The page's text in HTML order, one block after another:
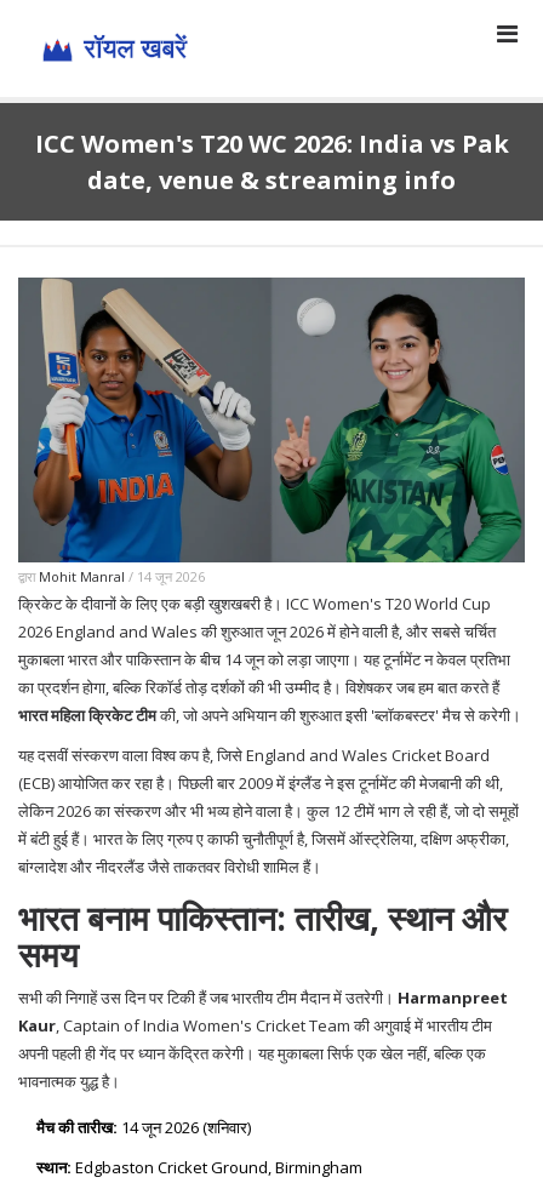
ICC Women's T20 WC 2026: India vs Pak
date, venue & streaming info
द्वारा Mohit Manral / 14 जून 2026
क्रिकेट के दीवानों के लिए एक बड़ी खुशखबरी है। ICC Women's T20 World Cup
2026England and Walesकी शुरुआत जून 2026 में होने वाली है, और सबसे चर्चित
मुकाबला भारत और पाकिस्तान के बीच 14 जून को लड़ा जाएगा। यह टूर्नामेंट न केवल प्रतिभा
का प्रदर्शन होगा, बल्कि रिकॉर्ड तोड़ दर्शकों की भी उम्मीद है। विशेषकर जब हम बात करते हैं
भारत महिला क्रिकेट टीमकी, जो अपने अभियान की शुरुआत इसी 'ब्लॉकबस्टर' मैच से करेगी।
यह दसवीं संस्करण वाला विश्व कप है, जिसेEngland and Wales Cricket Board
(ECB)आयोजित कर रहा है। पिछली बार 2009 में इंग्लैंड ने इस टूर्नामेंट की मेजबानी की थी,
लेकिन 2026 का संस्करण और भी भव्य होने वाला है। कुल 12 टीमें भाग ले रही हैं, जो दो समूहों
में बंटी हुई हैं। भारत के लिए ग्रुप ए काफी चुनौतीपूर्ण है, जिसमें ऑस्ट्रेलिया, दक्षिण अफ्रीका,
बांग्लादेश और नीदरलैंड जैसे ताकतवर विरोधी शामिल हैं।
भारत बनाम पाकिस्तान: तारीख, स्थान और
समय
सभी की निगाहें उस दिन पर टिकी हैं जब भारतीय टीम मैदान में उतरेगी। Harmanpreet
Kaur,Captain ofIndia Women's Cricket Teamकी अगुवाई में भारतीय टीम
अपनी पहली ही गेंद पर ध्यान केंद्रित करेगी। यह मुकाबला सिर्फ एक खेल नहीं, बल्कि एक
भावनात्मक युद्ध है।
मैच की तारीख: 14 जून 2026 (शनिवार)
स्थान: Edgbaston Cricket Ground,Birmingham